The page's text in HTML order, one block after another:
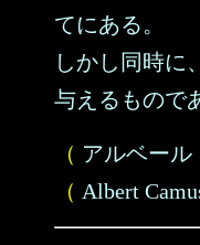
てにある。
しかし同時に
与えるもので
（ アルベール
（ Albert